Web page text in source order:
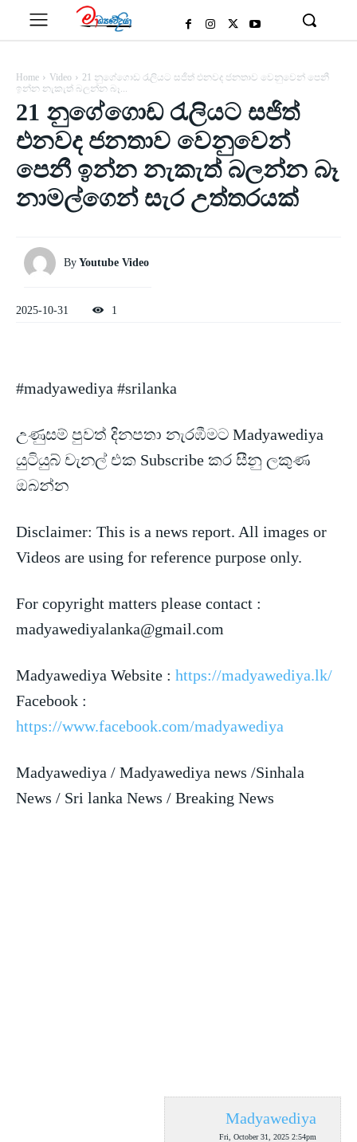
Home Video
21 නුගේගොඩ රැලියට සජිත් එනවද ජනතාව වෙනුවෙන් පෙනී
ඉන්න නැකැත් බලන්න බෑ...
21 නුගේගොඩ රැලියට සජිත්
එනවද ජනතාව වෙනුවෙන්
පෙනී ඉන්න නැකැත් බලන්න බෑ
නාමල්ගෙන් සැර උත්තරයක්
By Youtube Video
2025-10-31 1
#madyawediya #srilanka
උණුසම් පුවත් දිනපතා නැරඹීමට Madyawediya
යුටියුබ් චැනල් එක Subscribe කර සීනු ලකුණ
ඔබන්න
Disclaimer: This is a news report. All images or
Videos are using for reference purpose only.
For copyright matters please contact :
madyawediyalanka@gmail.com
Madyawediya Website : https://madyawediya.lk/
Facebook :
https://www.facebook.com/madyawediya
Madyawediya / Madyawediya news /Sinhala
News / Sri lanka News / Breaking News
Madyawediya
Fri, October 31, 2025 2:54pm